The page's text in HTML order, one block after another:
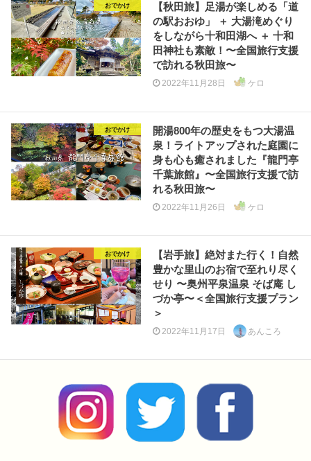
おでかけ
【秋田旅】足湯が楽しめる「道
の駅おおゆ」 ＋ 大湯滝めぐり
をしながら十和田湖へ ＋ 十和
田神社も素敵！〜全国旅行支援
で訪れる秋田旅〜
2022年11月28日 ケロ
おでかけ
開湯800年の歴史をもつ大湯温
泉！ライトアップされた庭園に
身も心も癒されました『龍門亭
千葉旅館』〜全国旅行支援で訪
れる秋田旅〜
2022年11月26日 ケロ
おでかけ
【岩手旅】絶対また行く！自然
豊かな里山のお宿で至れり尽く
せり 〜奥州平泉温泉 そば庵 し
づか亭〜＜全国旅行支援プラン
＞
2022年11月17日 あんころ